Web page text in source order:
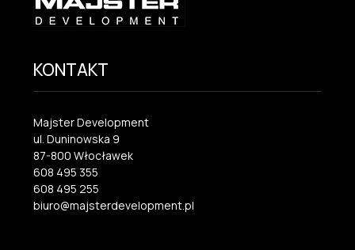
KONTAKT
Majster Development
ul. Duninowska 9
87-800 Włocławek
608 495 355
608 495 255
biuro@majsterdevelopment.pl